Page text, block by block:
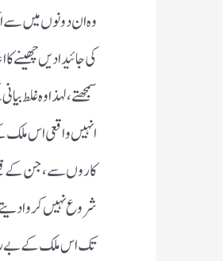
وہ ان دونوں میں
کی جائیدادیں چھینے
سمجھتے ، لہذا وہ
انہیں واقعی اس ملک
کاروں سے ، جن کے
شروع نہیں کروا
تک اس ملک کے بے